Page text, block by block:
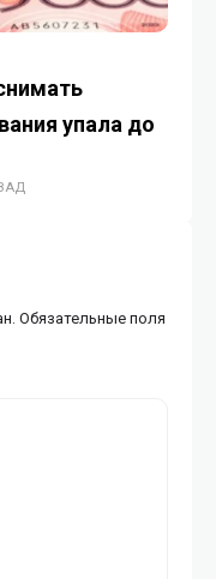
упала до
Обязательные поля